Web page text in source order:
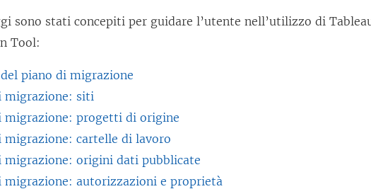
sono stati concepiti per guidare l’utente nell’utilizzo di
Tool:
piano di migrazione
migrazione: siti
migrazione: progetti di origine
migrazione: cartelle di lavoro
migrazione: origini dati pubblicate
migrazione: autorizzazioni e proprietà